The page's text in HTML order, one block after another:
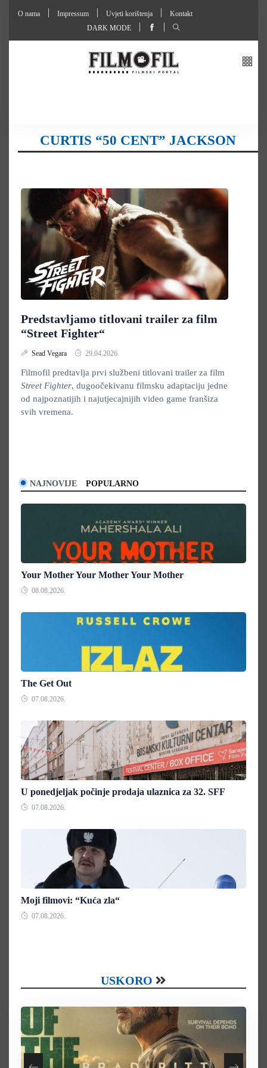
O nama Impressum Uvjeti korištenja
Kontakt
DARK MODE
CURTIS “50 CENT” JACKSON
Predstavljamo titlovani trailer za film
“Street Fighter“
Sead Vegara 29.04.2026.
Filmofil predtavlja prvi službeni titlovani trailer za film
Street Fighter, dugoočekivanu filmsku adaptaciju jedne
od najpoznatijih i najutjecajnijih video game franšiza
svih vremena.
NAJNOVIJE POPULARNO
Your Mother Your Mother Your Mother
08.08.2026.
The Get Out
07.08.2026.
U ponedjeljak počinje prodaja ulaznica za 32. SFF
07.08.2026.
Moji filmovi: “Kuća zla“
07.08.2026.
USKORO